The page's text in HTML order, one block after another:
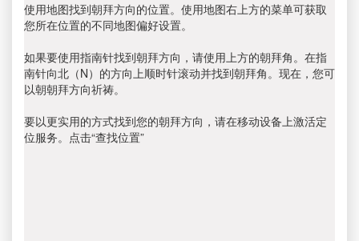
使用地图找到朝拜方向的位置。使用地图右上方的菜单可获取
您所在位置的不同地图偏好设置。
如果要使用指南针找到朝拜方向，请使用上方的朝拜角。在指
南针向北（N）的方向上顺时针滚动并找到朝拜角。现在，您可
以朝朝拜方向祈祷。
要以更实用的方式找到您的朝拜方向，请在移动设备上激活定
位服务。点击“查找位置”